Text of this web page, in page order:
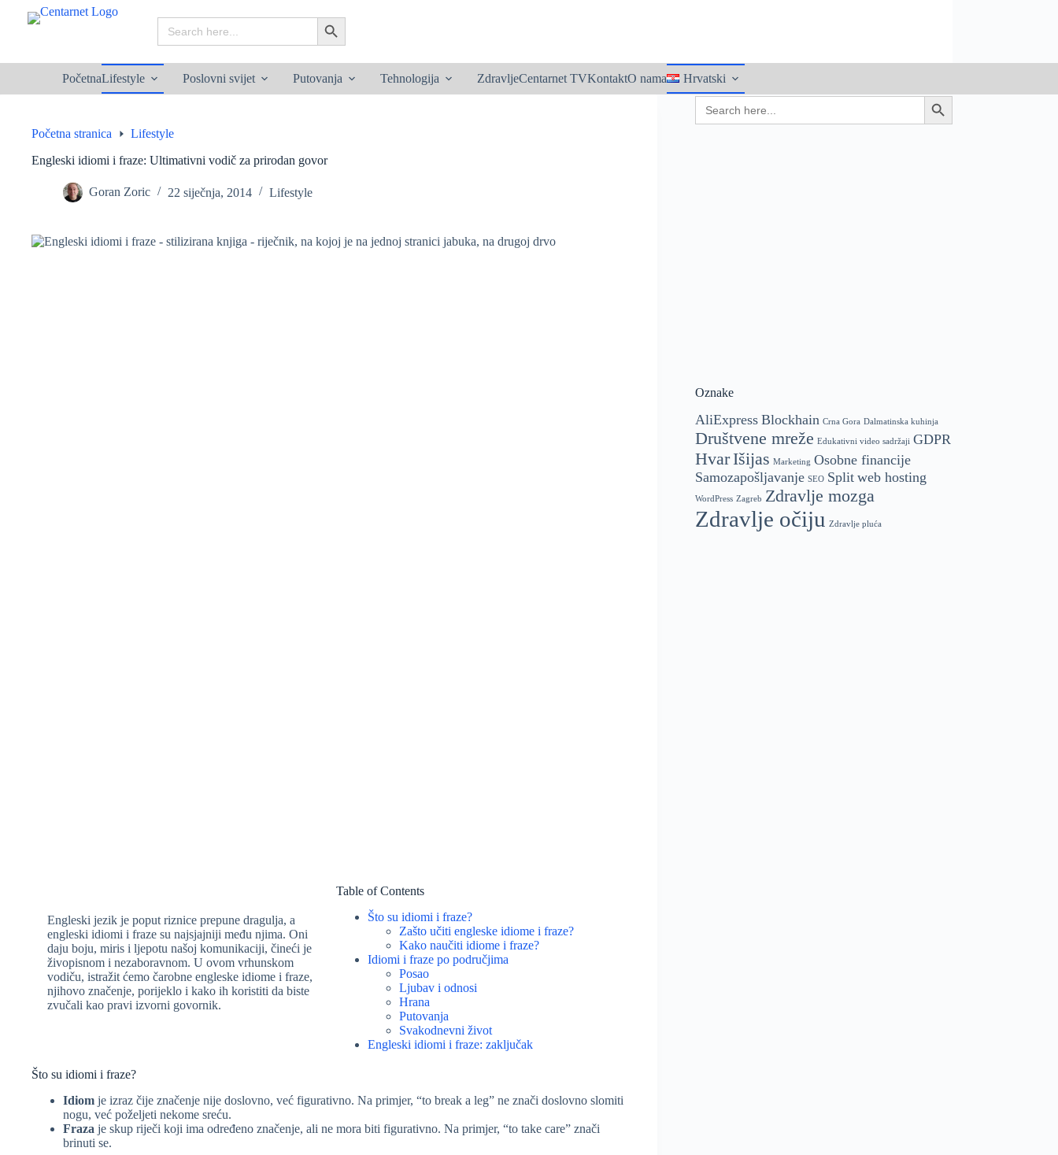
Preskoči
Search
for:
Search Button
PočetnaLifestyle Poslovni svijet Putovanja Tehnologija ZdravljeCentarnet TVKontaktO nama Hrvatski
Početna stranica
Lifestyle
Engleski idiomi i fraze: Ultimativni vodič za prirodan govor
Goran Zoric 22 siječnja, 2014 Lifestyle
Engleski jezik je poput riznice prepune dragulja, a
engleski idiomi i fraze su najsjajniji među njima. Oni
daju boju, miris i ljepotu našoj komunikaciji, čineći je
živopisnom i nezaboravnom. U ovom vrhunskom
vodiču, istražit ćemo čarobne engleske idiome i fraze,
njihovo značenje, porijeklo i kako ih koristiti da biste
zvučali kao pravi izvorni govornik.
Table of Contents
Što su idiomi i fraze?
Zašto učiti engleske idiome i fraze?
Kako naučiti idiome i fraze?
Idiomi i fraze po područjima
Posao
Ljubav i odnosi
Hrana
Putovanja
Svakodnevni život
Engleski idiomi i fraze: zaključak
Što su idiomi i fraze?
Idiom je izraz čije značenje nije doslovno, već figurativno. Na primjer, “to break a leg” ne znači doslovno slomiti
nogu, već poželjeti nekome sreću.
Fraza je skup riječi koji ima određeno značenje, ali ne mora biti figurativno. Na primjer, “to take care” znači
brinuti se.
Search
for:
Search Button
Oznake
AliExpress Blockhain Crna Gora Dalmatinska kuhinja
Društvene mreže Edukativni video sadržaji GDPR
HvarIšijas Marketing Osobne financije
Samozapošljavanje SEO Split web hosting
WordPress Zagreb Zdravlje mozga
Zdravlje očiju Zdravlje pluća